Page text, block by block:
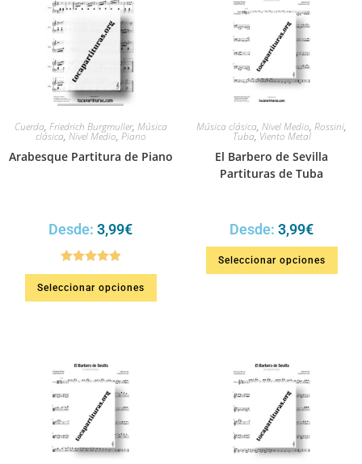
Cuerda, Friedrich Burgmuller, Música
clásica, Nivel Medio, Piano
Arabesque Partitura de Piano
Desde: 3,99€
Valorado en
5.00de 5
Seleccionar opciones
Música clásica, Nivel Medio, Rossini,
Tuba,Viento Metal
El Barbero de Sevilla
Partituras de Tuba
Desde: 3,99€
Seleccionar opciones